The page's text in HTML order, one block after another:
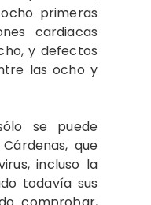
primeras
cardiacas
y defectos
las ocho y
se puede
que
incluso la
todavía sus